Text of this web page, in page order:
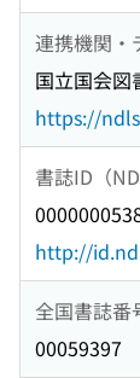
連携機関・
国立国会図
https://
書誌ID（
http://
全国書誌番
00059397